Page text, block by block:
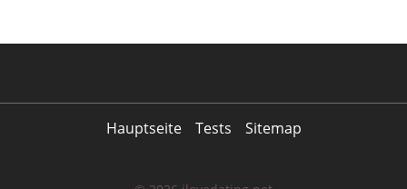
Hauptseite Tests Sitemap